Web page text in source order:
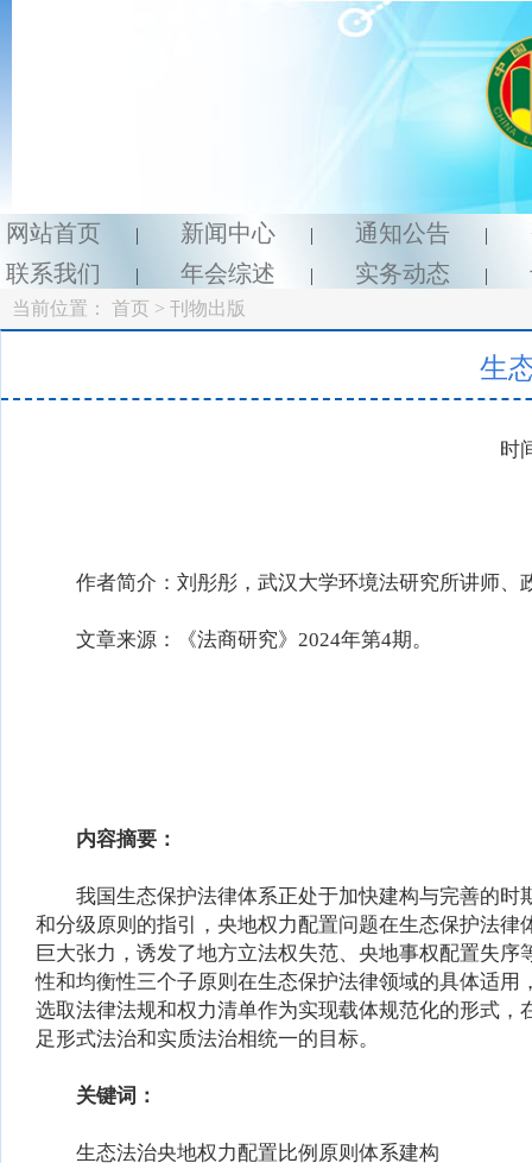
网站首页 | 新闻中心 | 通知公告 |
联系我们
| 年会综述 | 实务动态 |
当前位置： 首页 > 刊物出版
生
时
作者简介：刘彤彤，武汉大学环境法研究所讲师、
文章来源：《法商研究》2024年第4期。
内容摘要：
我国生态保护法律体系正处于加快建构与完善的时
和分级原则的指引，央地权力配置问题在生态保护法
巨大张力，诱发了地方立法权失范、央地事权配置失
性和均衡性三个子原则在生态保护法律领域的具体适
选取法律法规和权力清单作为实现载体规范化的形式
足形式法治和实质法治相统一的目标。
关键词：
生态法治央地权力配置比例原则体系建构